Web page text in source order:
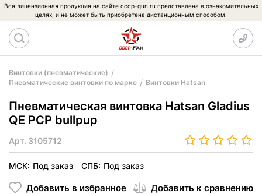
Вся лицензионная продукция на сайте cccp-gun.ru представлена в ознакомительных
целях, и не может быть приобретена дистанционным способом.
Винтовки (пневматические)
Пневматические винтовки по марке
Винтовки Hatsan
Пневматическая винтовка Hatsan Gladius
QE PCP bullpup
Арт. 3105712
МСК: Под заказ СПБ: Под заказ
Добавить в избранное Добавить к сравнению